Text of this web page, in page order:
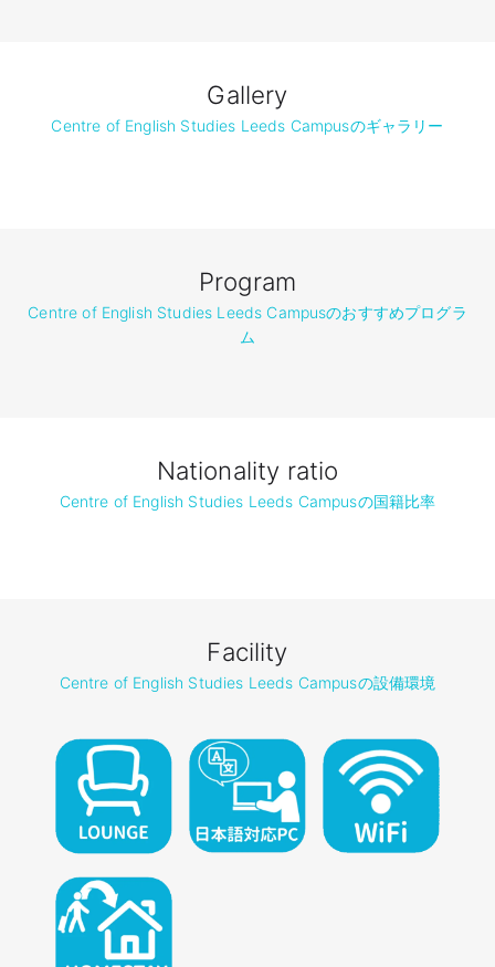
Gallery
Centre of English Studies Leeds Campusのギャラリー
Program
Centre of English Studies Leeds Campusのおすすめプログラ
ム
Nationality ratio
Centre of English Studies Leeds Campusの国籍比率
Facility
Centre of English Studies Leeds Campusの設備環境